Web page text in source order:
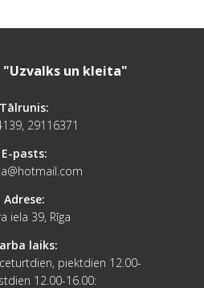
"Uzvalks un kleita"
Tālrunis:
29116371
E-pasts:
Adrese:
iela 39, Rīga
laiks:
piektdien 12.00-
12.00-16.00: